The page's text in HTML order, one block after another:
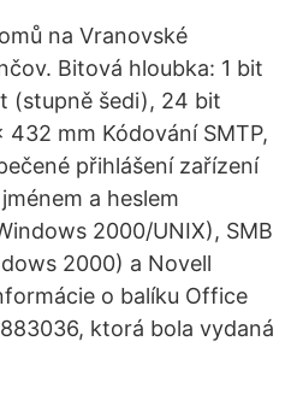
na Vranovské
Bitová hloubka: 1 bit
(stupně šedi), 24 bit
mm Kódování SMTP,
přihlášení zařízení
a heslem
2000/UNIX), SMB
2000) a Novell
o balíku Office
ktorá bola vydaná